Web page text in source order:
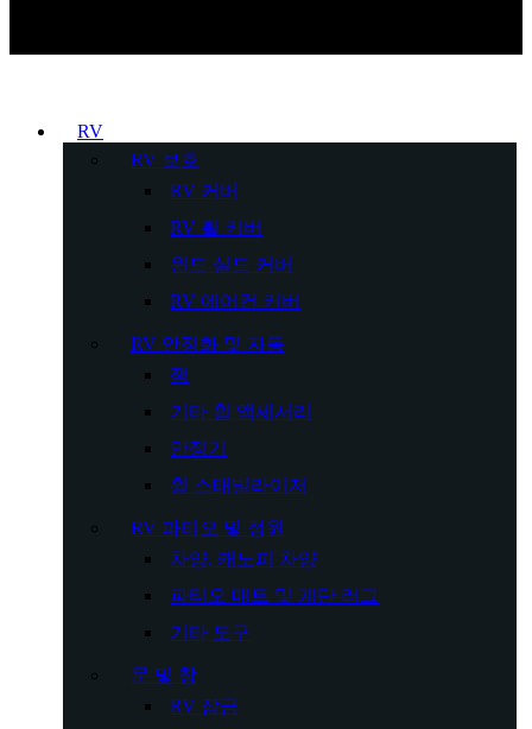
RV
RV 보호
RV 커버
RV 휠 커버
윈드 실드 커버
RV 에어컨 커버
RV 안정화 및 자동
잭
기타 휠 액세서리
안정기
휠 스태빌라이저
RV 파티오 및 정원
차양, 캐노피 차양
파티오 매트 및 계단 러그
기타 도구
문 및 창
RV 잠금